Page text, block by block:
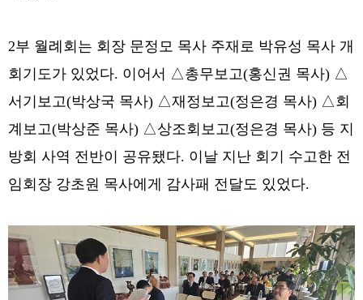
2부 월례회는 회장 문정모 목사 주재로 박유성 목사 개
회기도가 있었다. 이어서 △총무보고(홍신권 목사) △
서기보고(박상국 목사) △재정보고(정은경 목사) △회
계보고(박상준 목사) △상조회보고(정은경 목사) 등 지
방회 사역 전반이 공유됐다. 이날 지난 회기 수고한 전
임회장 강초원 목사에게 감사패 전달도 있었다.